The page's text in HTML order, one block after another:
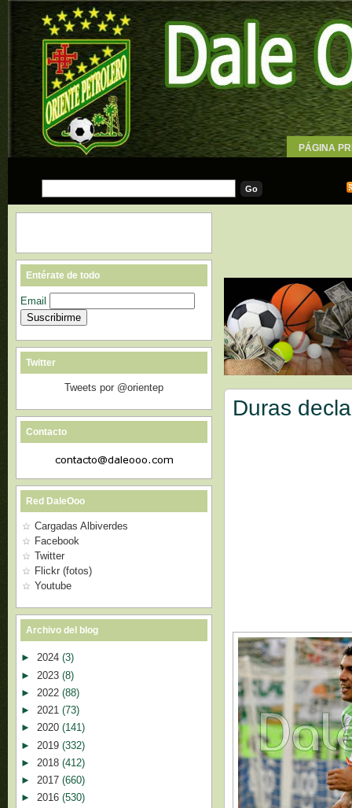
PÁGINA
Duras
Entérate de todo
Email
Twitter
Tweets por @orientep
Contacto
Red DaleOoo
Cargadas Albiverdes
Facebook
Twitter
Flickr (fotos)
Youtube
Archivo del blog
► 2024 (3)
► 2023 (8)
► 2022 (88)
► 2021 (73)
► 2020 (141)
► 2019 (332)
► 2018 (412)
► 2017 (660)
► 2016 (530)